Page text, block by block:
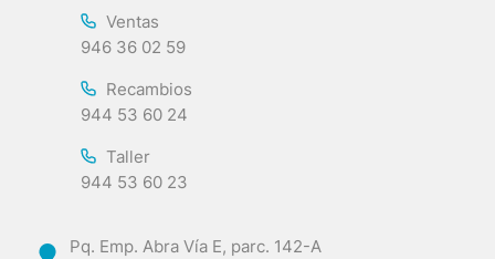
Ventas
946 36 02 59
Recambios
944 53 60 24
Taller
944 53 60 23
Pq. Emp. Abra Vía E, parc. 142-A